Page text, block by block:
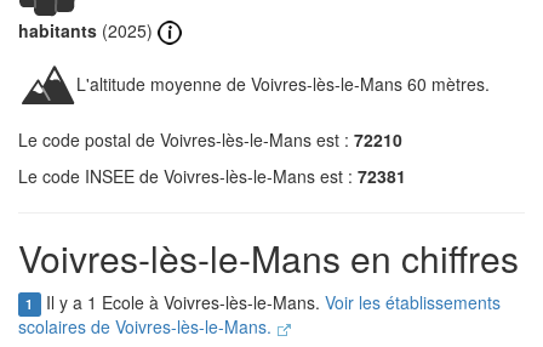
habitants (2025)
L'altitude moyenne de Voivres-lès-le-Mans 60 mètres.
Le code postal de Voivres-lès-le-Mans est : 72210
Le code INSEE de Voivres-lès-le-Mans est : 72381
Voivres-lès-le-Mans en chiffres
1 Il y a 1 Ecole à Voivres-lès-le-Mans. Voir les établissements
scolaires de Voivres-lès-le-Mans.